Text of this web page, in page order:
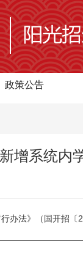
政策公告
增系统内
办法》（国开招